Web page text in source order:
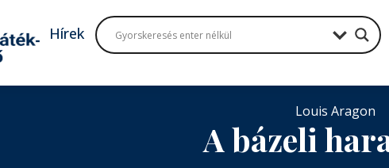
Hírek
Louis Aragon
A bázeli